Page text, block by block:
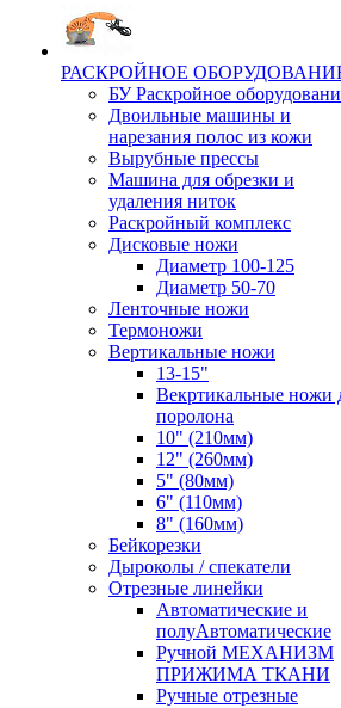
РАСКРОЙНОЕ
БУ Раскройное
Двоильные машины и
нарезания полос из кожи
Вырубные прессы
Машина для обрезки и
удаления ниток
Раскройный комплекс
Дисковые ножи
Диаметр 100-125
Диаметр 50-70
Ленточные ножи
Термоножи
Вертикальные ножи
13-15"
Векртикальные ножи
поролона
10" (210мм)
12" (260мм)
5" (80мм)
6" (110мм)
8" (160мм)
Бейкорезки
Дыроколы / спекатели
Отрезные линейки
Автоматические и
полуАвтоматические
Ручной МЕХАНИЗМ
ПРИЖИМА ТКАНИ
Ручные отрезные